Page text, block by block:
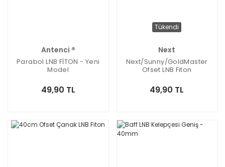
Antenci ®
Parabol LNB FİTON - Yeni
Model
49,90 TL
Tükendi
Next
Next/Sunny/GoldMaster
Ofset LNB Fiton
49,90 TL